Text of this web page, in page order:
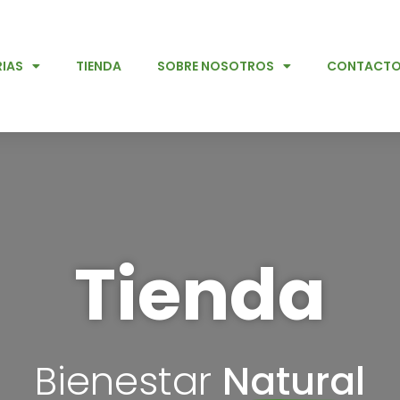
TIENDA SOBRE NOSOTROS CONTACTO
Tienda
Bienestar Natural